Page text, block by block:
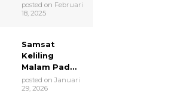
posted on Februari
18, 2025
Samsat
Keliling
Malam Pad...
posted on Januari
29, 2026